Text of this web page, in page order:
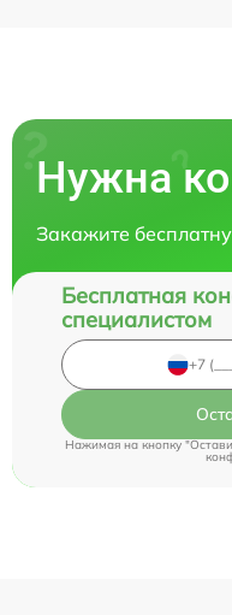
Нужна
Закажите
Бесплатная
специалистом
Нажимая на кнопку